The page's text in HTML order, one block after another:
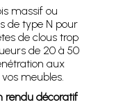
massif ou
de type N pour
de clous trop
de 20 à 50
aux
meubles.
rendu décoratif